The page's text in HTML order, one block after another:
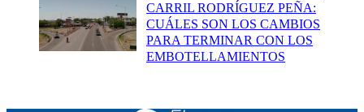
CARRIL RODRÍGUEZ PEÑA:
CUÁLES SON LOS CAMBIOS
PARA TERMINAR CON LOS
EMBOTELLAMIENTOS